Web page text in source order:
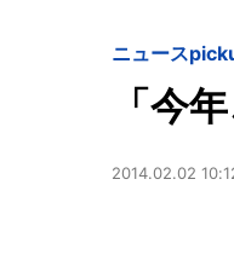
ニュース
「今
2014.02.02